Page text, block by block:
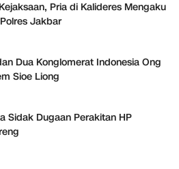
Pria di Kalideres Mengaku
Jakbar
Dua Konglomerat Indonesia Ong
Sioe Liong
Sidak Dugaan Perakitan HP